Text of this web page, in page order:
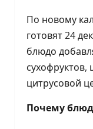
По новому
готовят 24
блюдо
сухофруктов,
цитрусовой
Почему